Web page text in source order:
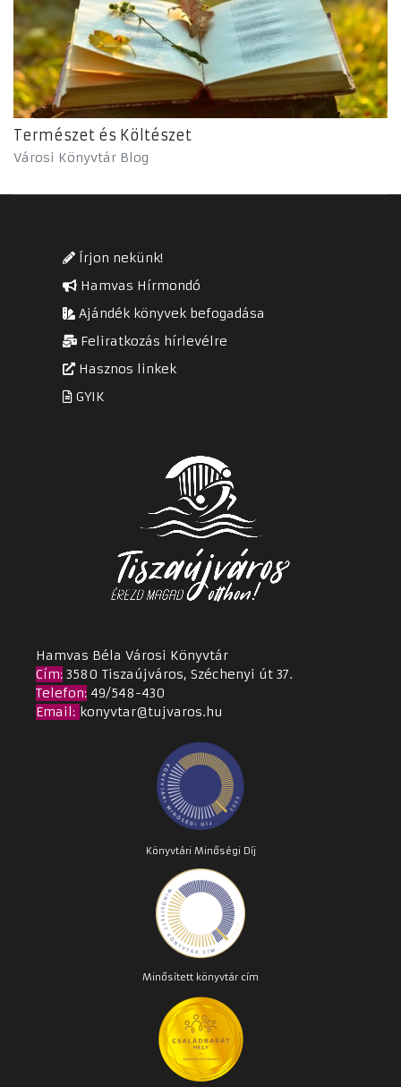
Természet és Költészet
Városi Könyvtár Blog
Írjon nekünk!
Hamvas Hírmondó
Ajándék könyvek befogadása
Feliratkozás hírlevélre
Hasznos linkek
GYIK
Hamvas Béla Városi Könyvtár
Cím: 3580 Tiszaújváros, Széchenyi út 37.
Telefon: 49/548-430
Email: konyvtar@tujvaros.hu
Könyvtári Minőségi Díj
Minősített könyvtár cím